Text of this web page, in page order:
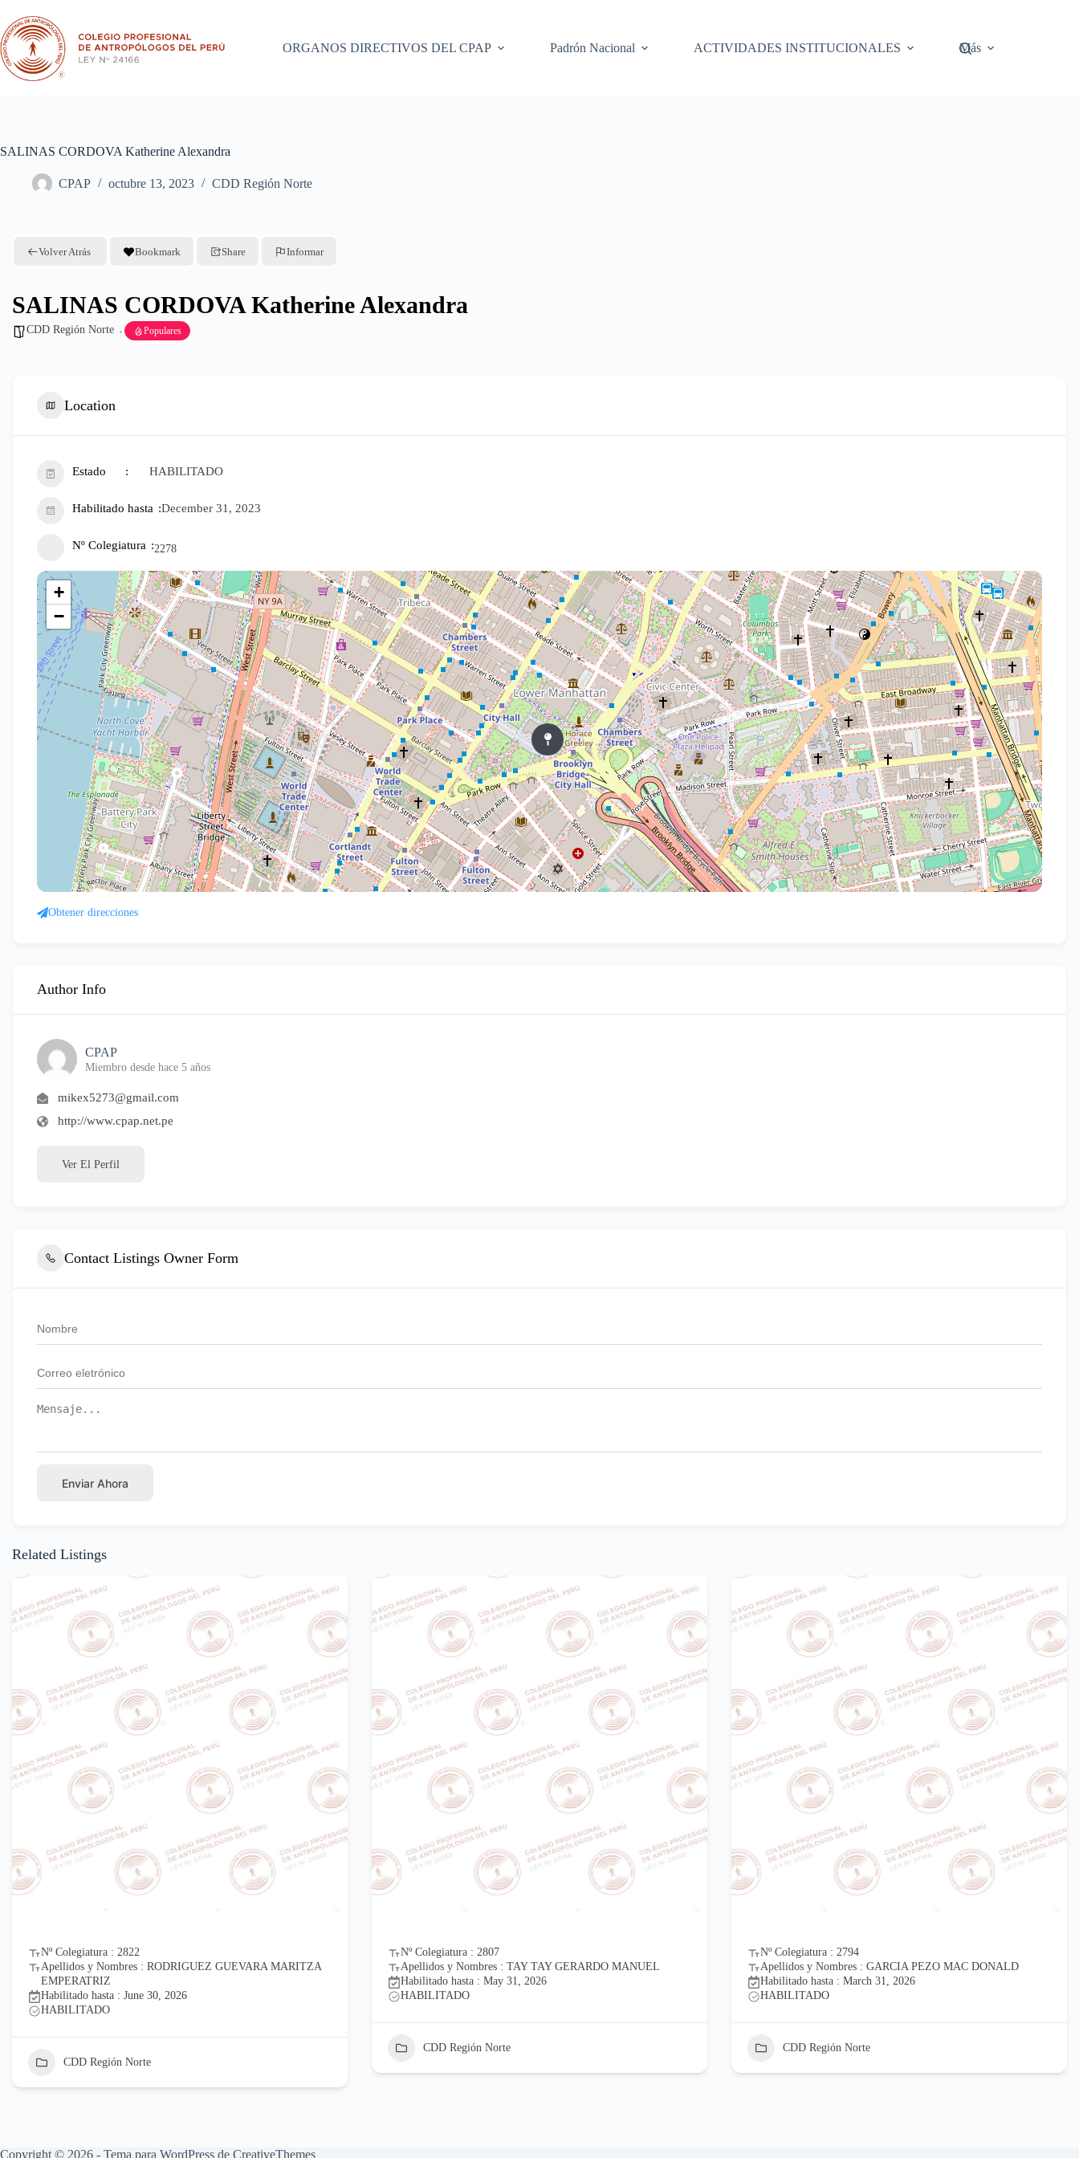
contenido
ORGANOS DIRECTIVOS DEL CPAP
Padrón Nacional ACTIVIDADES INSTITUCIONALES Más
SALINAS CORDOVA Katherine Alexandra
CPAP octubre 13, 2023 CDD Región Norte
Volver Atrás Bookmark Share Informar
SALINAS CORDOVA Katherine Alexandra
CDD Región Norte Populares
Location
Estado HABILITADO
Habilitado hasta December 31, 2023
Nº Colegiatura 2278
+
−
Obtener direcciones
Author Info
CPAP
Miembro desde hace 5 años
mikex5273@gmail.com
http://www.cpap.net.pe
Ver El Perfil
Contact Listings Owner Form
Enviar Ahora
Related Listings
Nº Colegiatura : 2822
Apellidos y Nombres : RODRIGUEZ GUEVARA MARITZA
EMPERATRIZ
Habilitado hasta : June 30, 2026
HABILITADO
CDD Región Norte
Nº Colegiatura : 2807
Apellidos y Nombres : TAY TAY GERARDO MANUEL
Habilitado hasta : May 31, 2026
HABILITADO
CDD Región Norte
Nº Colegiatura : 2794
Apellidos y Nombres : GARCIA PEZO MAC DONALD
Habilitado hasta : March 31, 2026
HABILITADO
CDD Región Norte
Copyright © 2026 - Tema para WordPress de CreativeThemes